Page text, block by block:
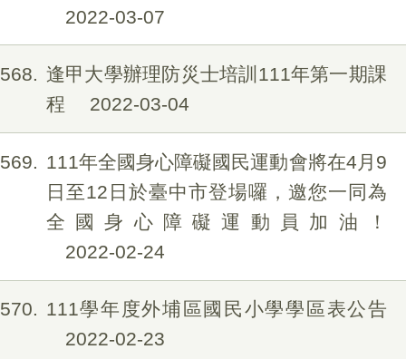
2022-03-07
568
逢甲大學辦理防災士培訓111年第一期課
程
2022-03-04
569
111年全國身心障礙國民運動會將在4月9
日至12日於臺中市登場囉，邀您一同為
全國身心障礙運動員加油！
2022-02-24
570
111學年度外埔區國民小學學區表公告
2022-02-23